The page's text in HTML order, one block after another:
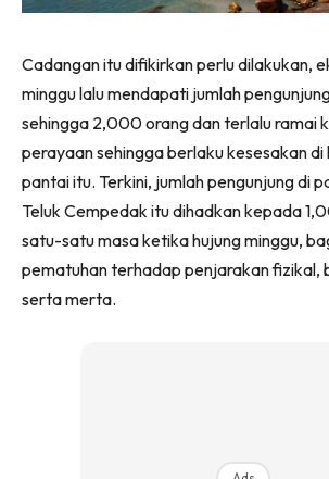
Cadangan itu difikirkan perlu dilakukan,
minggu lalu mendapati jumlah
sehingga 2,000 orang dan terlalu ramai
perayaan sehingga berlaku kesesakan di
pantai itu. Terkini, jumlah pengunjung di
Teluk Cempedak itu dihadkan kepada
satu-satu masa ketika hujung minggu,
pematuhan terhadap penjarakan fizikal,
serta merta.